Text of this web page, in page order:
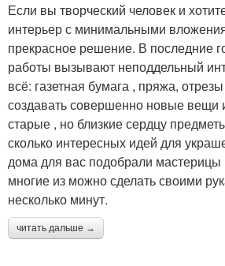
Если вы творческий человек и
интерьер с минимальными
прекрасное решение. В последние
работы вызывают неподдельный
всё: газетная бумага , пряжа,
создавать совершенно новые вещи
старые , но близкие сердцу
сколько интересных идей для
дома для вас подобрали мастерицы
многие из можно сделать своими
несколько минут.
читать дальше →